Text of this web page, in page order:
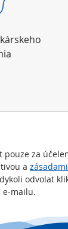
pouze za
a
odvolat
e-mailu.